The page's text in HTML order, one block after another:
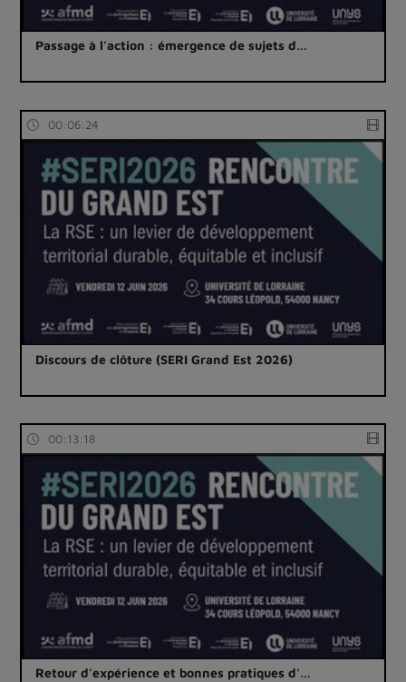
Passage à l'action : émergence de sujets d…
00:06:24
Discours de clôture (SERI Grand Est 2026)
00:13:18
Retour d'expérience et bonnes pratiques d'…